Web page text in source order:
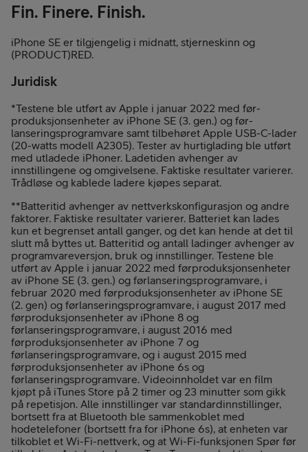
Fin. Finere. Finish.
iPhone SE er tilgjengelig i midnatt, stjerneskinn og
(PRODUCT)RED.
Juridisk
*Testene ble utført av Apple i januar 2022 med før­
produksjons­enheter av iPhone SE (3. gen.) og før­
lanserings­programvare samt tilbehøret Apple USB-C-lader
(20-watts modell A2305). Tester av hurtiglading ble utført
med utladede iPhoner. Ladetiden avhenger av
innstillingene og omgivelsene. Faktiske resultater varierer.
Trådløse og kablede ladere kjøpes separat.
**Batteritid avhenger av nettverks­­­konfigurasjon og andre
faktorer. Faktiske resultater varierer. Batteriet kan lades
kun et begrenset antall ganger, og det kan hende at det til
slutt må byttes ut. Batteritid og antall ladinger avhenger av
programvareversjon, bruk og innstillinger. Testene ble
utført av Apple i januar 2022 med førproduksjonsenheter
av iPhone SE (3. gen.) og førlanseringsprogramvare, i
februar 2020 med førproduksjonsenheter av iPhone SE
(2. gen) og førlanseringsprogramvare, i august 2017 med
førproduksjonsenheter av iPhone 8 og
førlanseringsprogramvare, i august 2016 med
førproduksjonsenheter av iPhone 7 og
førlanseringsprogramvare, og i august 2015 med
førproduksjonsenheter av iPhone 6s og
førlanseringsprogramvare. Videoinnholdet var en film
kjøpt på iTunes Store på 2 timer og 23 minutter som gikk
på repetisjon. Alle innstillinger var standardinnstillinger,
bortsett fra at Bluetooth ble sammenkoblet med
hodetelefoner (bortsett fra for iPhone 6s), at enheten var
tilkoblet et Wi-Fi-nettverk, og at Wi-Fi-funksjonen Spør før